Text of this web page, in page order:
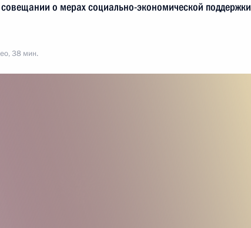
совещании о мерах социально-экономической поддержки
38 мин.